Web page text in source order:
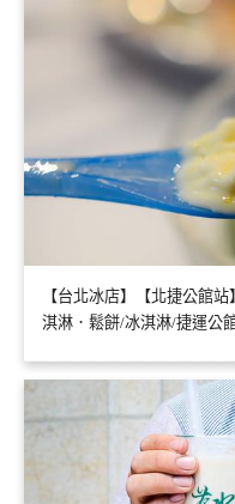
【台北冰店】【北捷公館
淇淋．鬆餅/冰淇淋/捷運公